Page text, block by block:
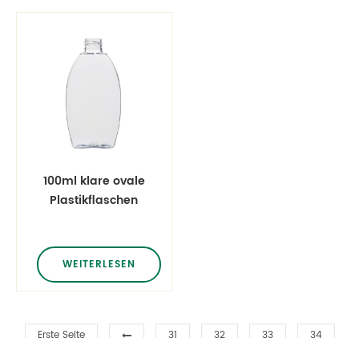
100ml klare ovale
Plastikflaschen
WEITERLESEN